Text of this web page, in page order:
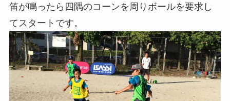
笛が鳴ったら四隅のコーンを周りボールを要求し
てスタートです。